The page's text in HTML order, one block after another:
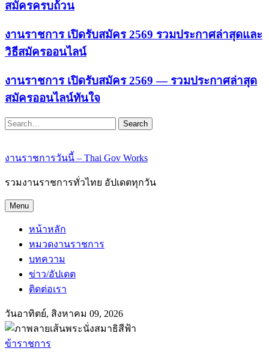
สมัครครบถ้วน
งานราชการ เปิดรับสมัคร 2569 รวมประกาศล่าสุดและ
วิธีสมัครออนไลน์
งานราชการ เปิดรับสมัคร 2569 — รวมประกาศล่าสุด
สมัครออนไลน์ทันใจ
Search
งานราชการวันนี้ – Thai Gov Works
รวมงานราชการทั่วไทย อัปเดตทุกวัน
Menu
หน้าหลัก
หมวดงานราชการ
บทความ
ข่าว/อัปเดต
ติดต่อเรา
วันอาทิตย์, สิงหาคม 09, 2026
ข้าราชการ